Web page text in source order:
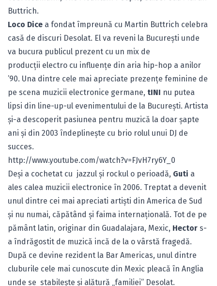
Buttrich.
Loco Dice a fondat împreună cu Martin Buttrich celebra
casă de discuri Desolat. El va reveni la Bucureşti unde
va bucura publicul prezent cu un mix de
producţii electro cu influenţe din aria hip-hop a anilor
’90. Una dintre cele mai apreciate prezenţe feminine de
pe scena muzicii electronice germane, tINI nu putea
lipsi din line-up-ul evenimentului de la Bucureşti. Artista
şi-a descoperit pasiunea pentru muzică la doar şapte
ani şi din 2003 îndeplineşte cu brio rolul unui DJ de
succes.
http://www.youtube.com/watch?v=FJvH7ry6Y_0
Deşi a cochetat cu jazzul şi rockul o perioadă, Guti a
ales calea muzicii electronice în 2006. Treptat a devenit
unul dintre cei mai apreciati artişti din America de Sud
şi nu numai, căpătând şi faima internaţională. Tot de pe
pământ latin, originar din Guadalajara, Mexic, Hector s-
a îndrăgostit de muzică incă de la o vârstă fragedă.
După ce devine rezident la Bar Americas, unul dintre
cluburile cele mai cunoscute din Mexic pleacă în Anglia
unde se stabileşte şi alătură „familiei” Desolat.